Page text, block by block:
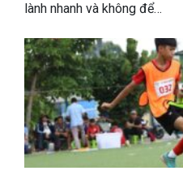
lành nhanh và không để…